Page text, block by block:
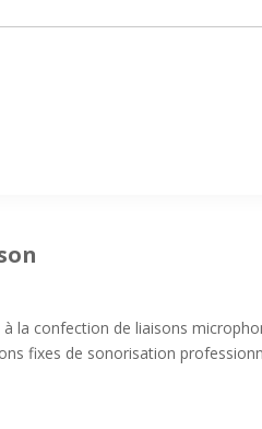
à la confection de liaisons
fixes de sonorisation